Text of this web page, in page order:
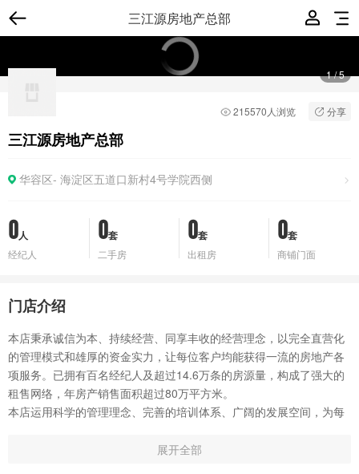
三江源房地产总部
1/5
215570人浏览 分享
三江源房地产总部
华容区- 海淀区五道口新村4号学院西侧
0 人
经纪人
0套
二手房
0套
出租房
0套
商铺门面
门店介绍
本店秉承诚信为本、持续经营、同享丰收的经营理念，以完全直营化
的管理模式和雄厚的资金实力，让每位客户均能获得一流的房地产各
项服务。已拥有百名经纪人及超过14.6万条的房源量，构成了强大的
租售网络，年房产销售面积超过80万平方米。
本店运用科学的管理理念、完善的培训体系、广阔的发展空间，为每
的精英团队，诠释激情创业的精彩。多年的执着奋进、追求卓越，磨
展开全部